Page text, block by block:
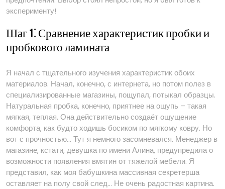
эксперименту!
Шаг 1⁚ Сравнение характеристик пробки и
пробкового ламината
Я начал с тщательного изучения характеристик обоих
материалов. Начал, конечно, с интернета, но потом полез в
специализированные магазины, пощупал, потыкал образцы.
Натуральная пробка, конечно, приятнее на ощупь – такая
мягкая, теплая. Она действительно создаёт ощущение
комфорта, как будто ходишь босиком по мягкому ковру. Но
вот с прочностью… Тут я немного засомневался. Менеджер в
магазине, кстати, девушка по имени Алина, предупредила о
возможности появления вмятин от тяжелой мебели. Я
представил, как моя бабушкина массивная секретерша
оставляет на полу свой след… Не очень радостная картина.